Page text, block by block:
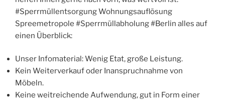
#Sperrmüllentsorgung Wohnungsauflösung
Spreemetropole #Sperrmüllabholung #Berlin alles auf
einen Überblick:
Unser Infomaterial: Wenig Etat, große Leistung.
Kein Weiterverkauf oder Inanspruchnahme von
Möbeln.
Keine weitreichende Aufwendung, gut in Form einer